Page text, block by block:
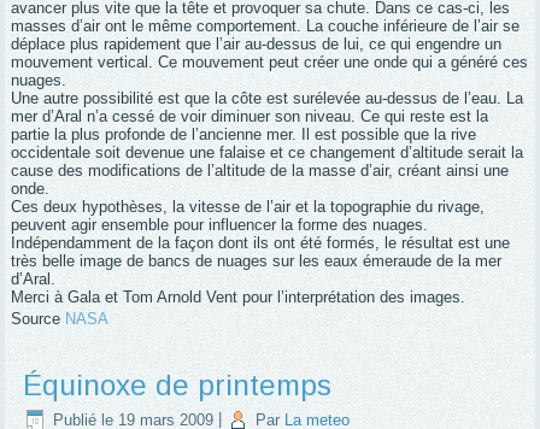
avancer plus vite que la tête et provoquer sa chute. Dans ce cas-ci, les
masses d’air ont le même comportement. La couche inférieure de l’air se
déplace plus rapidement que l’air au-dessus de lui, ce qui engendre un
mouvement vertical. Ce mouvement peut créer une onde qui a généré ces
nuages.
Une autre possibilité est que la côte est surélevée au-dessus de l’eau. La
mer d’Aral n’a cessé de voir diminuer son niveau. Ce qui reste est la
partie la plus profonde de l’ancienne mer. Il est possible que la rive
occidentale soit devenue une falaise et ce changement d’altitude serait la
cause des modifications de l’altitude de la masse d’air, créant ainsi une
onde.
Ces deux hypothèses, la vitesse de l’air et la topographie du rivage,
peuvent agir ensemble pour influencer la forme des nuages.
Indépendamment de la façon dont ils ont été formés, le résultat est une
très belle image de bancs de nuages sur les eaux émeraude de la mer
d’Aral.
Merci à Gala et Tom Arnold Vent pour l’interprétation des images.
Source NASA
Équinoxe de printemps
Publié le 19 mars 2009 Par La meteo